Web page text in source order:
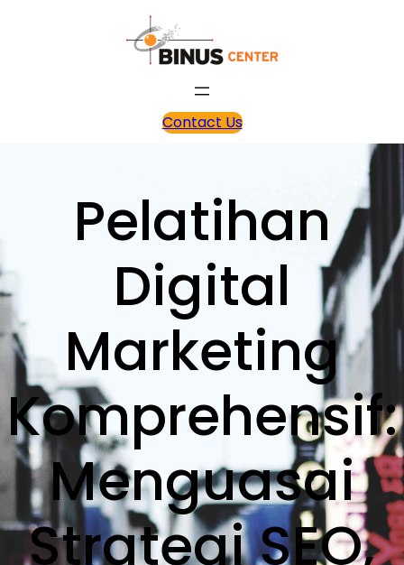
Contact Us
Pelatihan
Digital
Marketing
Komprehensif:
Menguasai
Strategi SEO,